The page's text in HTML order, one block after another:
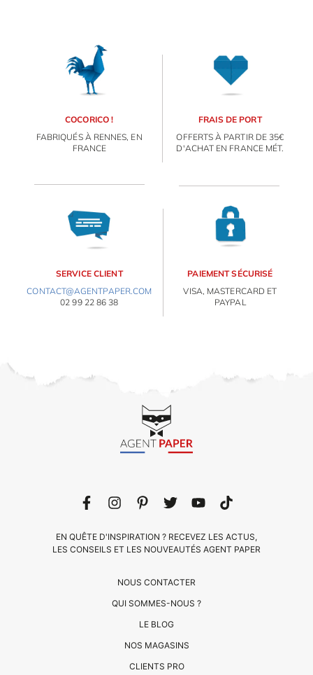
COCORICO !
FABRIQUÉS À RENNES, EN
FRANCE
FRAIS DE PORT
OFFERTS À PARTIR DE 35€
D'ACHAT EN FRANCE MÉT.
SERVICE CLIENT
CONTACT@AGENTPAPER.COM
02 99 22 86 38
PAIEMENT SÉCURISÉ
VISA, MASTERCARD ET
PAYPAL
NOUS CONTACTER
QUI SOMMES-NOUS ?
LE BLOG
NOS MAGASINS
CLIENTS PRO
EN QUÊTE D'INSPIRATION ? RECEVEZ LES ACTUS,
LES CONSEILS ET LES NOUVEAUTÉS AGENT PAPER